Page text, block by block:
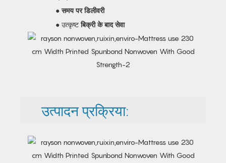
●समय पर डिलीवरी
● उत्कृष्टबिक्री के बाद सेवा
उत्पादन प्रक्रिया: